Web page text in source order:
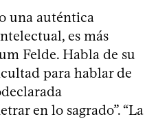
una auténtica
es más
Felde. Habla de su
para hablar de
en lo sagrado”. “La